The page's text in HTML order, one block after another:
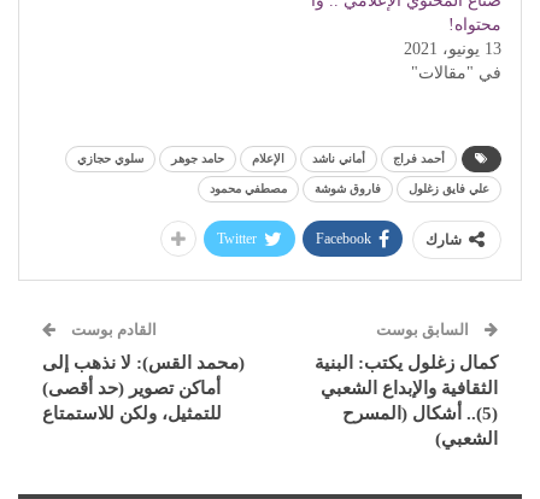
محتواه!
13 يونيو، 2021
في "مقالات"
أحمد فراج أماني ناشد الإعلام حامد جوهر سلوي حجازي
علي فايق زغلول فاروق شوشة مصطفي محمود
شارك Facebook
Twitter
السابق بوست
كمال زغلول يكتب: البنية
الثقافية والإبداع الشعبي
(5).. أشكال (المسرح
الشعبي)
القادم بوست
(محمد القس): لا نذهب إلى
أماكن تصوير (حد أقصى)
للتمثيل، ولكن للاستمتاع